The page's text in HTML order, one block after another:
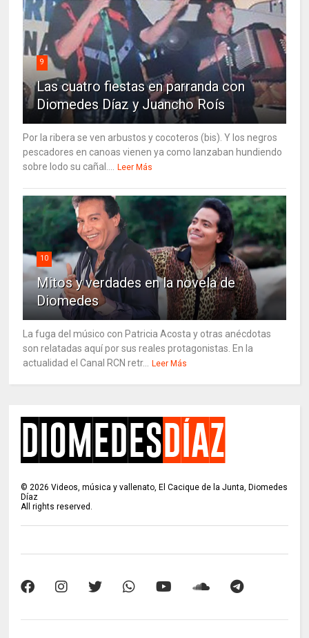
9
Las cuatro fiestas en parranda con
Diomedes Díaz y Juancho Roís
Por la ribera se ven arbustos y cocoteros (bis). Y los negros
pescadores en canoas vienen ya como lanzaban hundiendo
sobre lodo su cañal.... Leer Más
10
Mitos y verdades en la novela de
Diomedes
La fuga del músico con Patricia Acosta y otras anécdotas
son relatadas aquí por sus reales protagonistas. En la
actualidad el Canal RCN retr... Leer Más
©2026 Videos, música y vallenato, El Cacique de la Junta, Diomedes
Díaz
All rights reserved.